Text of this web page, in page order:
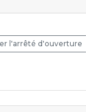
l'arrêté d'ouverture